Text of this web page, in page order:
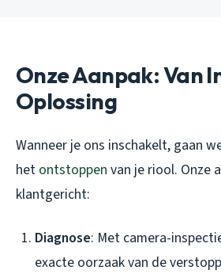
Onze Aanpak: Van
Oplossing
Wanneer je ons inschakelt, gaan
het ontstoppen van je riool. Onze
klantgericht:
Diagnose: Met camera-
exacte oorzaak van de